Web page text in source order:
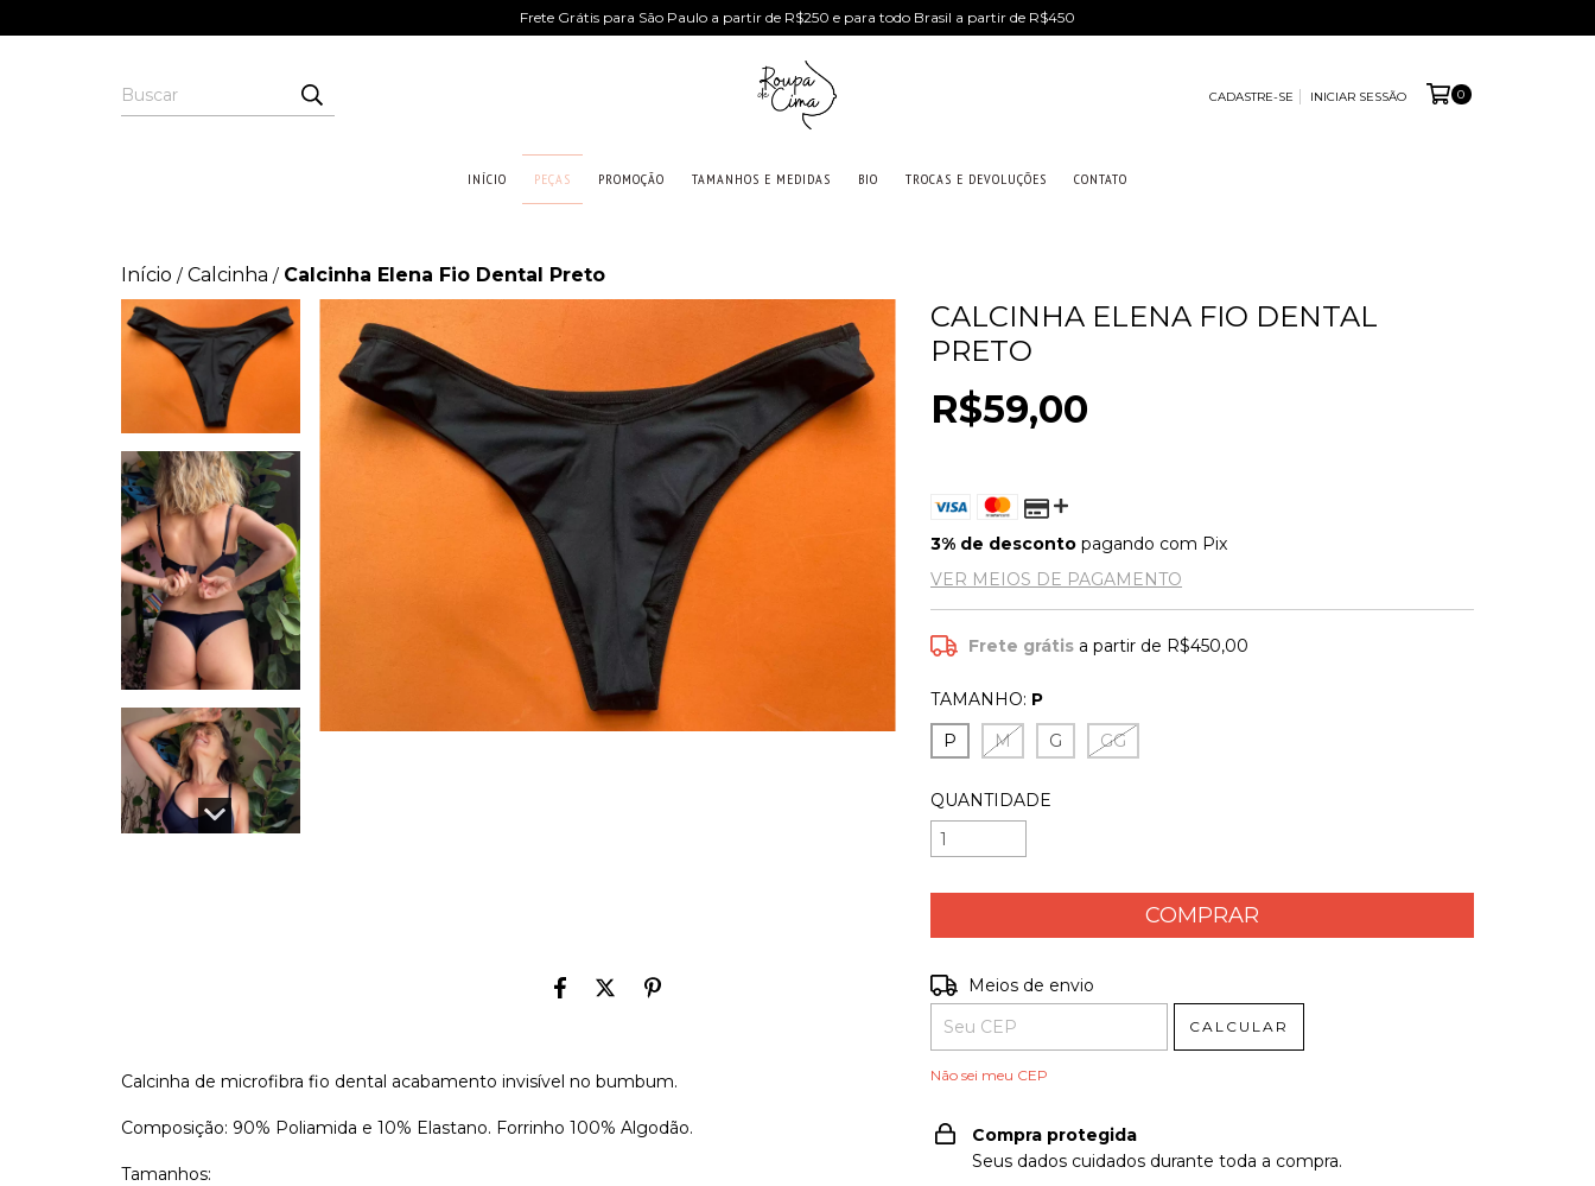
Frete Grátis para São Paulo a partir de R$250 e para todo Brasil a partir de R$450
CADASTRE-SE INICIAR SESSÃO 0
INÍCIO PEÇAS PROMOÇÃO TAMANHOS E MEDIDAS BIO TROCAS E DEVOLUÇÕES CONTATO
Início / Calcinha / Calcinha Elena Fio Dental Preto
Calcinha de microfibra fio dental acabamento invisível no bumbum.
Composição: 90% Poliamida e 10% Elastano. Forrinho 100% Algodão.
Tamanhos:
CALCINHA ELENA FIO DENTAL
PRETO
R$59,00
3% de desconto pagando com Pix
VER MEIOS DE PAGAMENTO
Frete grátis a partir de R$450,00
TAMANHO: P
P
M G GG
QUANTIDADE
Entregas para o CEP:
Meios de envio
CALCULAR
Não sei meu CEP
Compra protegida
Seus dados cuidados durante toda a compra.